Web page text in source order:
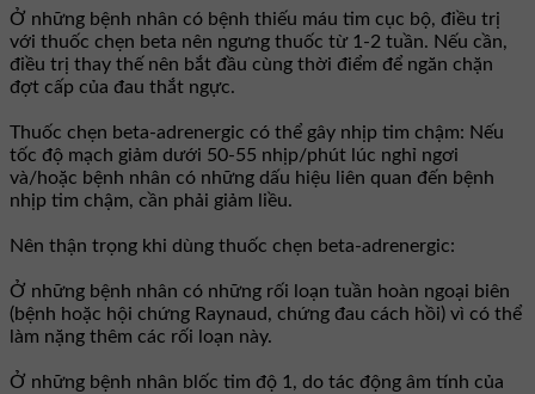
Ở những bệnh nhân có bệnh thiếu máu tim cục bộ, điều trị
với thuốc chẹn beta nên ngưng thuốc từ 1-2 tuần. Nếu cần,
điều trị thay thế nên bắt đầu cùng thời điểm để ngăn chặn
đợt cấp của đau thắt ngực.
Thuốc chẹn beta-adrenergic có thể gây nhịp tim chậm: Nếu
tốc độ mạch giảm dưới 50-55 nhịp/phút lúc nghỉ ngơi
và/hoặc bệnh nhân có những dấu hiệu liên quan đến bệnh
nhịp tim chậm, cần phải giảm liều.
Nên thận trọng khi dùng thuốc chẹn beta-adrenergic:
Ở những bệnh nhân có những rối loạn tuần hoàn ngoại biên
(bệnh hoặc hội chứng Raynaud, chứng đau cách hồi) vì có thể
làm nặng thêm các rối loạn này.
Ở những bệnh nhân blốc tim độ 1, do tác động âm tính của